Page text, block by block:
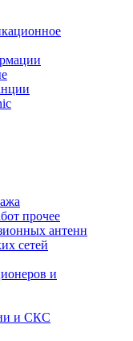
прочее
антенн
сетей
и
и СКС